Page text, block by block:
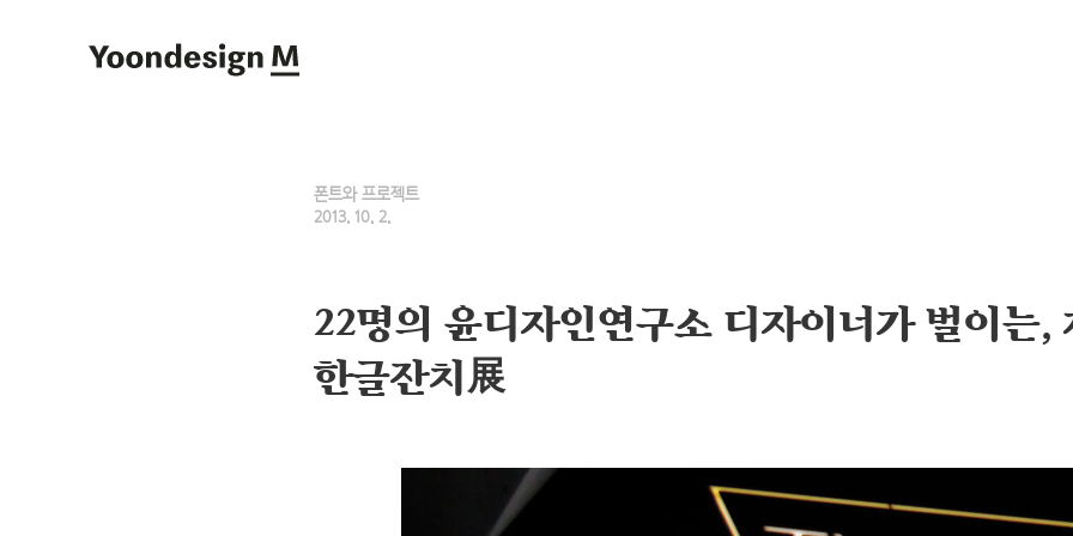
Yoondesign M
폰트와 프로젝트
2013. 10. 2.
22명의 윤디자인연구소 디자이너가 벌이는,
한글잔치展